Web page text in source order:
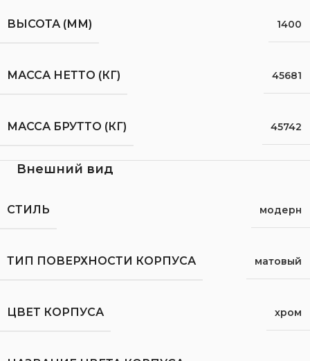
ВЫСОТА (ММ) 1400
МАССА НЕТТО (КГ) 45681
МАССА БРУТТО (КГ) 45742
Внешний вид
СТИЛЬ модерн
ТИП ПОВЕРХНОСТИ КОРПУСА матовый
ЦВЕТ КОРПУСА хром